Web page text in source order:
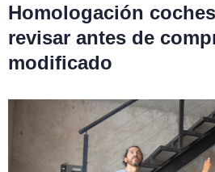
Homologación
revisar antes de
modificado